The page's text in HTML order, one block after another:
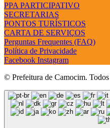
PPA PARTICIPATIVO
SECRETARIAS
PONTOS TURÍSTICOS
CARTA DE SERVIÇOS
Perguntas Frequentes (FAQ)
Política de Privacidade
Facebook Instagram
© Prefeitura de Camocim.